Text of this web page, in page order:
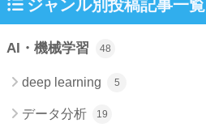
ジャンル別投稿記事一覧
AI・機械学習 48
deep learning 5
データ分析 19